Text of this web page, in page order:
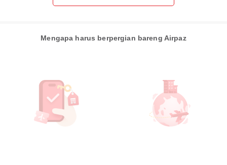
Mengapa harus berpergian bareng Airpaz